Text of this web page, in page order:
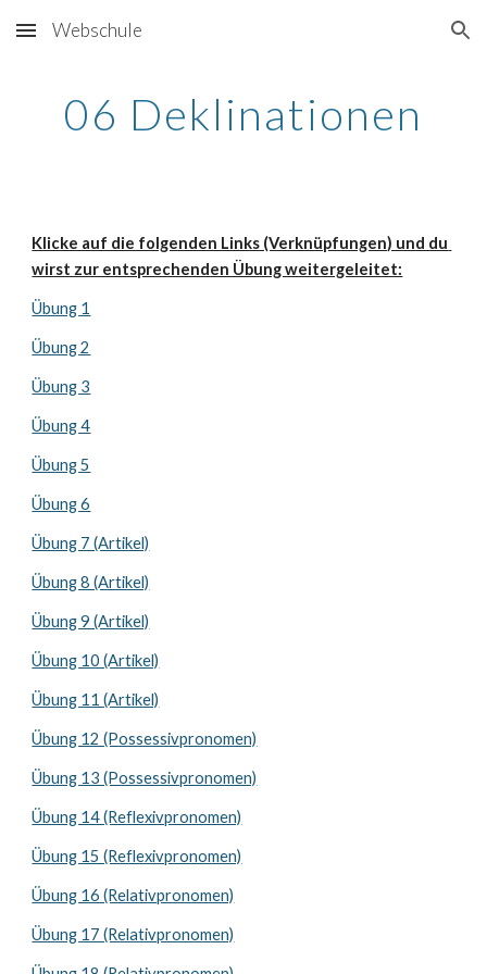
Skip to main content Skip to navigation
Webschule
06 Deklinationen
Klicke auf die folgenden Links (Verknüpfungen) und du
wirst zur entsprechenden Übung weitergeleitet:
Übung 1
Übung 2
Übung 3
Übung 4
Übung 5
Übung 6
Übung 7 (Artikel)
Übung 8 (Artikel)
Übung 9 (Artikel)
Übung 10 (Artikel)
Übung 11 (Artikel)
Übung 12 (Possessivpronomen)
Übung 13 (Possessivpronomen)
Übung 14 (Reflexivpronomen)
Übung 15 (Reflexivpronomen)
Übung 16 (Relativpronomen)
Übung 17 (Relativpronomen)